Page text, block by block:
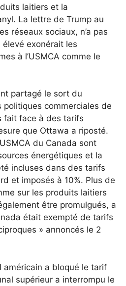
laitiers et la
La lettre de Trump au
réseaux sociaux, n’a pas
exonérait les
à l’USMCA comme le
partagé le sort du
commerciales de
fait face à des tarifs
que Ottawa a riposté.
du Canada sont
énergétiques et la
incluses dans des tarifs
et imposés à 10%. Plus de
sur les produits laitiers
être promulgués, a
était exempté de tarifs
» annoncés le 2
américain a bloqué le tarif
supérieur a interrompu le